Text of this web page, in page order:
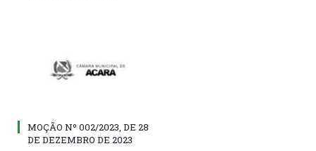
MOÇÃO Nº 002/2023, DE 28
DE DEZEMBRO DE 2023